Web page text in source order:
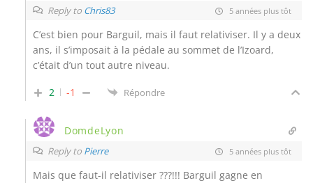
Reply to Chris83 5 années plus tôt
C’est bien pour Barguil, mais il faut relativiser. Il y a deux
ans, il s’imposait à la pédale au sommet de l’Izoard,
c’était d’un tout autre niveau.
2 -1 Répondre
DomdeLyon
Reply to Pierre 5 années plus tôt
Mais que faut-il relativiser ???!!! Barguil gagne en